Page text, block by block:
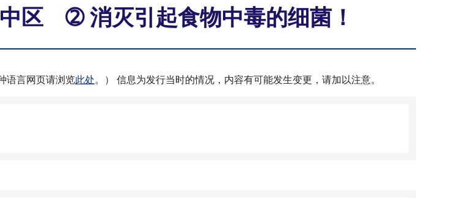
➁ 消灭引起食物中毒的细菌！
语言网页请浏览此处。） 信息为发行当时的情况，内容有可能发生变更，请加以注意。